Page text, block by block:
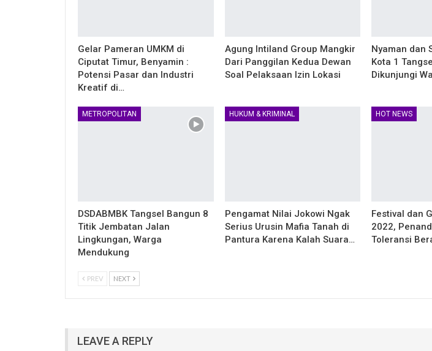
Gelar Pameran UMKM di
Ciputat Timur, Benyamin :
Potensi Pasar dan Industri
Kreatif di…
Agung Intiland Group Mangkir
Dari Panggilan Kedua Dewan
Soal Pelaksaan Izin Lokasi
Nyaman dan
Kota 1
Dikunjungi
METROPOLITAN
DSDABMBK Tangsel Bangun 8
Titik Jembatan Jalan
Lingkungan, Warga
Mendukung
HUKUM & KRIMINAL
Pengamat Nilai Jokowi Ngak
Serius Urusin Mafia Tanah di
Pantura Karena Kalah Suara…
HOT NEWS
Festival dan
2022,
Toleransi
PREV NEXT
LEAVE A REPLY